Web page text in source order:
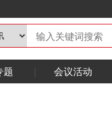
题 会议活动